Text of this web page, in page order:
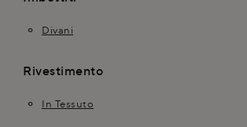
Divani
Rivestimento
In Tessuto